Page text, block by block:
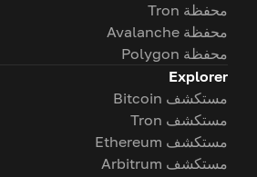
محفظة Tron
محفظة Avalanche
محفظة Polygon
Explorer
مستكشف Bitcoin
مستكشف Tron
مستكشف Ethereum
مستكشف Arbitrum